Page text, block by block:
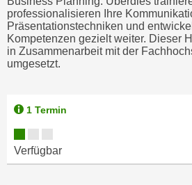
professionalisieren Ihre
Präsentationstechniken und
Kompetenzen gezielt weiter. Dieser
in Zusammenarbeit mit der
umgesetzt.
1 Termin
Verfügbar